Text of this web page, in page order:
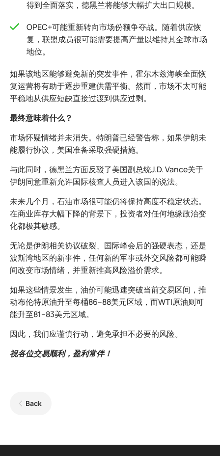
得到全面落实，德黑兰将能够大幅扩大出口规模。
OPEC+可能重新转向市场份额争夺战。随着供应恢
复，联盟成员很可能需要提高产量以维持其全球市场
地位。
如果该地区能够避免新的突发事件，霍尔木兹海峡全面恢
复运营将有助于逐步重建供需平衡。然而，市场不太可能
平稳地从供应短缺直接过渡到供应过剩。
最终意味着什么？
市场怀疑情绪并未消失。特朗普已经警告称，如果伊朗未
能履行协议，美国准备采取强硬措施。
与此同时，德黑兰方面反驳了美国副总统J.D. Vance关于
伊朗同意重新允许国际核查人员进入该国的说法。
未来几个月，石油市场很可能仍将保持高度不稳定状态。
在商业库存大幅下降的背景下，投资者对任何地缘政治变
化都极其敏感。
无论是伊朗相关协议破裂、国际峰会后的强硬表态，还是
波斯湾地区的新事件，任何新的军事或外交风险都可能瞬
间改变市场情绪，并重新推高风险溢价需求。
如果这些情景发生，油价可能迅速突破当前交易区间，推
动布伦特原油升至每桶86–88美元区域，而WTI原油则可
能升至81–83美元区域。
因此，我们应谨慎行动，避免承担不必要的风险。
祝各位交易顺利，盈利常伴！
Back